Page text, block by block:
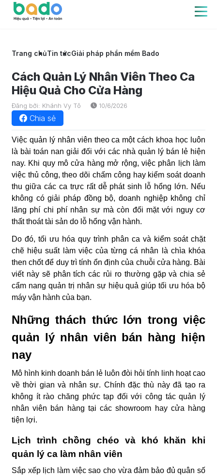
Trang chủTin tứcGiải pháp phần mềm Bado
Cách Quản Lý Nhân Viên Theo Ca
Hiệu Quả Cho Cửa Hàng
Đăng bởi: Khánh Vy Tô 10/6/2026
Chia sẻ
Việc quản lý nhân viên theo ca một cách khoa học luôn
là bài toán nan giải đối với các nhà quản lý bán lẻ hiện
nay. Khi quy mô cửa hàng mở rộng, việc phân lịch làm
việc thủ công, theo dõi chấm công hay kiểm soát doanh
thu giữa các ca trực rất dễ phát sinh lỗ hổng lớn. Nếu
không có giải pháp đồng bộ, doanh nghiệp không chỉ
lãng phí chi phí nhân sự mà còn đối mặt với nguy cơ
thất thoát tài sản do lỗ hổng vận hành.
Do đó, tối ưu hóa quy trình phân ca và kiểm soát chặt
chẽ hiệu suất làm việc của từng cá nhân là chìa khóa
then chốt để duy trì tính ổn định của chuỗi cửa hàng. Bài
viết này sẽ phân tích các rủi ro thường gặp và chia sẻ
cẩm nang quản trị nhân sự hiệu quả giúp tối ưu hóa bộ
máy vận hành của bạn.
Những thách thức lớn trong việc
quản lý nhân viên bán hàng hiện
nay
Mô hình kinh doanh bán lẻ luôn đòi hỏi tính linh hoạt cao
về thời gian và nhân sự. Chính đặc thù này đã tạo ra
không ít rào chăng phức tạp đối với công tácquản lý
nhân viên bán hàng tại các showroom hay cửa hàng
tiện lợi.
Lịch trình chồng chéo và khó khăn khi
quản lý ca làm nhân viên
Sắp xếp lịch làm việc sao cho vừa đảm bảo đủ quân số